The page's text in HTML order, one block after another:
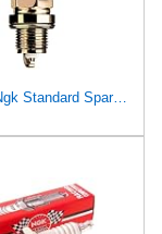
Set 4Pcs Ngk Standard Spark Plugs Stock 3830 Nickel Core Tip Standard 0 024In Br10Eg